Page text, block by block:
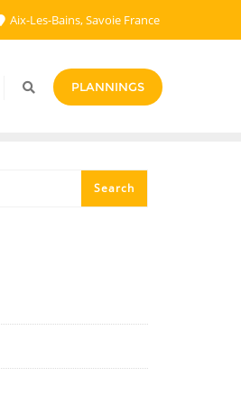
Aix-Les-Bains, Savoie France
PLANNINGS